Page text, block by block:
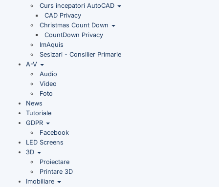
Curs incepatori AutoCAD
CAD Privacy
Christmas Count Down
CountDown Privacy
ImAquis
Sesizari - Consilier Primarie
A-V
Audio
Video
Foto
News
Tutoriale
GDPR
Facebook
LED Screens
3D
Proiectare
Printare 3D
Imobiliare